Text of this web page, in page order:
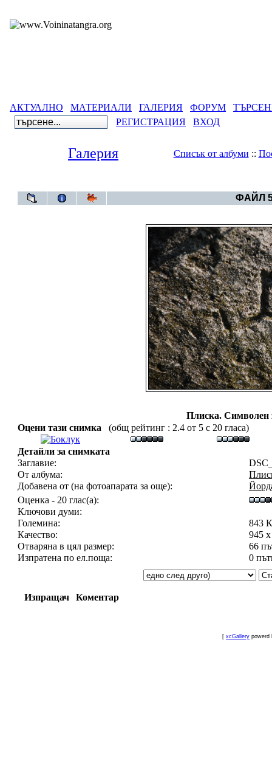
АКТУАЛНО МАТЕРИАЛИ ГАЛЕРИЯ ФОРУМ
РЕГИСТРАЦИЯ
ВХОД
Галерия Списък от албуми ::
ФАЙЛ
Плиска. Символен
Оцени тази снимка
(общ рейтинг : 2.4 от 5 с 20 гласа)
Детайли за снимката
Заглавие:
От албума:
Добавена от (на фотоапарата за още):
Оценка - 20 глас(а):
Ключови думи:
Големина:
843
Качество:
945
Отваряна в цял размер:
66
Изпратена по ел.поща:
0
Изпращач Коментар
[ xcGallery